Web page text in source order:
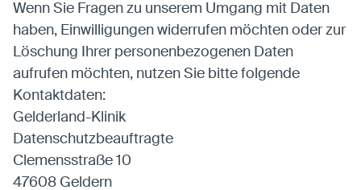
Wenn Sie Fragen zu unserem Umgang mit Daten
haben, Einwilligungen widerrufen möchten oder zur
Löschung Ihrer personenbezogenen Daten
aufrufen möchten, nutzen Sie bitte folgende
Kontaktdaten:
Gelderland-Klinik
Datenschutzbeauftragte
Clemensstraße 10
47608 Geldern